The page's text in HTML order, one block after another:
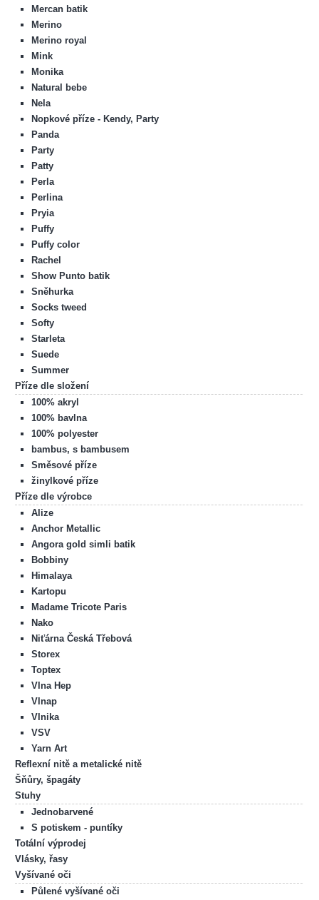
Mercan batik
Merino
Merino royal
Mink
Monika
Natural bebe
Nela
Nopkové příze - Kendy, Party
Panda
Party
Patty
Perla
Perlina
Pryia
Puffy
Puffy color
Rachel
Show Punto batik
Sněhurka
Socks tweed
Softy
Starleta
Suede
Summer
Příze dle složení
100% akryl
100% bavlna
100% polyester
bambus, s bambusem
Směsové příze
žinylkové příze
Příze dle výrobce
Alize
Anchor Metallic
Angora gold simli batik
Bobbiny
Himalaya
Kartopu
Madame Tricote Paris
Nako
Niťárna Česká Třebová
Storex
Toptex
Vlna Hep
Vlnap
Vlnika
VSV
Yarn Art
Reflexní nitě a metalické nitě
Šňůry, špagáty
Stuhy
Jednobarvené
S potiskem - puntíky
Totální výprodej
Vlásky, řasy
Vyšívané oči
Půlené vyšívané oči